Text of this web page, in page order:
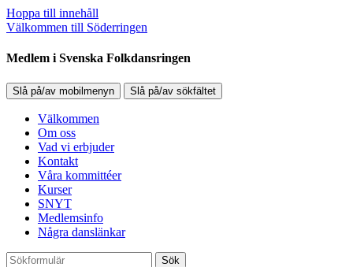
Hoppa till innehåll
Välkommen till Söderringen
Medlem i Svenska Folkdansringen
Slå på/av mobilmenyn Slå på/av sökfältet
Välkommen
Om oss
Vad vi erbjuder
Kontakt
Våra kommittéer
Kurser
SNYT
Medlemsinfo
Några danslänkar
Sök